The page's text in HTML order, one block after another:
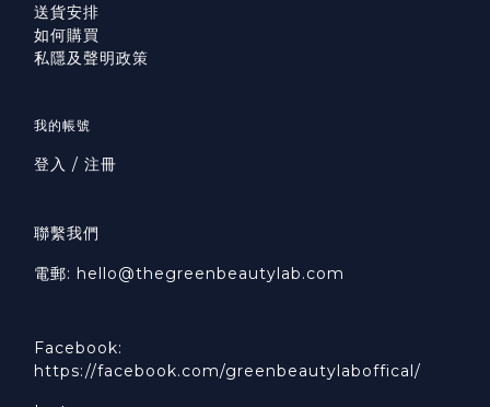
送貨安排
如何購買
私隱及聲明政策
我的帳號
登入 / 注冊
聯繫我們
電郵: hello@thegreenbeautylab.com
Facebook:
https://facebook.com/greenbeautylaboffical/